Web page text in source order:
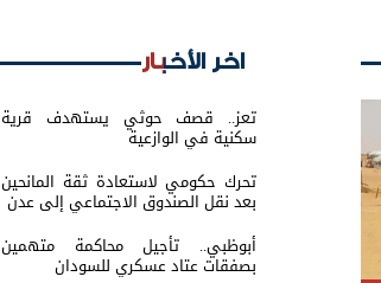
اخر الأخبار
تعز.. قصف حوثي يستهدف قرية
سكنية في الوازعية
تحرك حكومي لاستعادة ثقة المانحين
بعد نقل الصندوق الاجتماعي إلى عدن
أبوظبي.. تأجيل محاكمة متهمين
بصفقات عتاد عسكري للسودان